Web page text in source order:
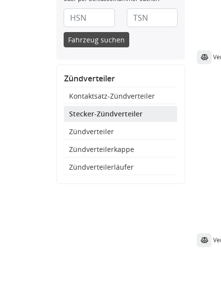
Fahrzeug suchen
Zündverteiler
Kontaktsatz-Zündverteiler
Stecker-Zündverteiler
Zündverteiler
Zündverteilerkappe
Zündverteilerläufer